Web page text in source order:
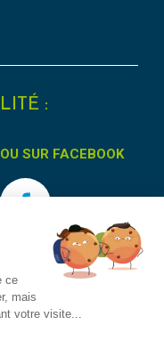
:
OU SUR FACEBOOK
ce
mais
votre visite...